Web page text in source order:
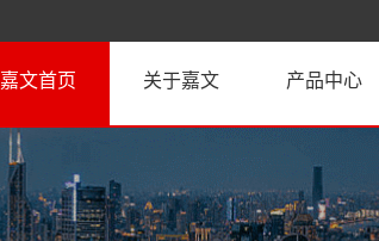
嘉文首页 关于嘉文 产品中心